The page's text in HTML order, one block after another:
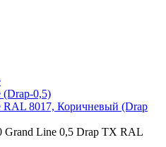
0,5)
RAL 8017, Коричневый (Drap
Grand Line 0,5 Drap ТХ RAL